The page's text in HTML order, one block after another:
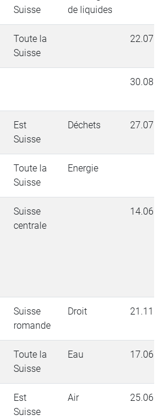
Suisse
de liquides
Toute la
Suisse
Est
Suisse
Déchets
Toute la
Suisse
Energie
Suisse
centrale
Suisse
romande
Droit
Toute la
Suisse
Eau
Est
Suisse
Air